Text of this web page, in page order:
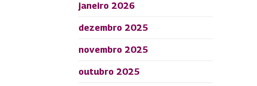
janeiro 2026
dezembro 2025
novembro 2025
outubro 2025